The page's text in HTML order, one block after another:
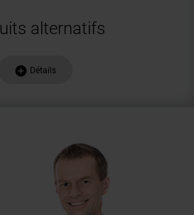
alternatifs
add_circle Détails